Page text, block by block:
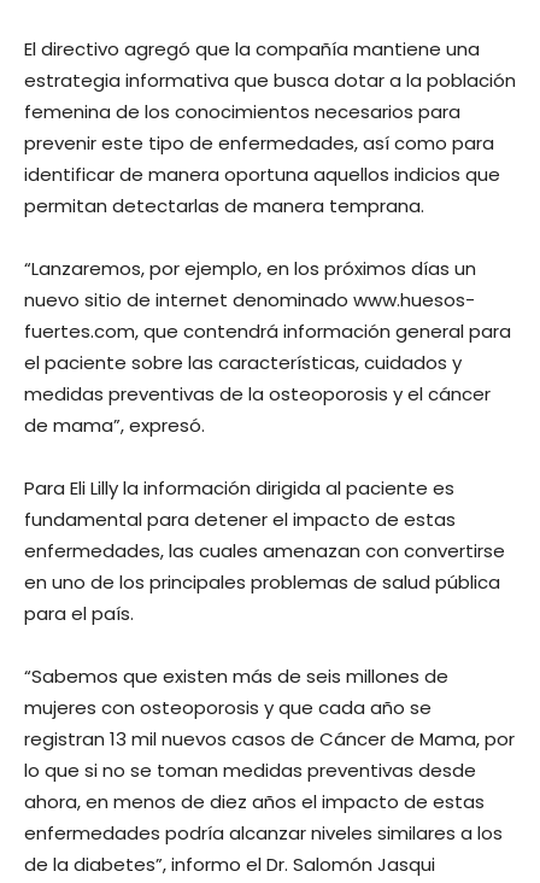
El directivo agregó que la compañía mantiene una
estrategia informativa que busca dotar a la población
femenina de los conocimientos necesarios para
prevenir este tipo de enfermedades, así como para
identificar de manera oportuna aquellos indicios que
permitan detectarlas de manera temprana.
“Lanzaremos, por ejemplo, en los próximos días un
nuevo sitio de internet denominado www.huesos-
fuertes.com, que contendrá información general para
el paciente sobre las características, cuidados y
medidas preventivas de la osteoporosis y el cáncer
de mama”, expresó.
Para Eli Lilly la información dirigida al paciente es
fundamental para detener el impacto de estas
enfermedades, las cuales amenazan con convertirse
en uno de los principales problemas de salud pública
para el país.
“Sabemos que existen más de seis millones de
mujeres con osteoporosis y que cada año se
registran 13 mil nuevos casos de Cáncer de Mama, por
lo que si no se toman medidas preventivas desde
ahora, en menos de diez años el impacto de estas
enfermedades podría alcanzar niveles similares a los
de la diabetes”, informo el Dr. Salomón Jasqui